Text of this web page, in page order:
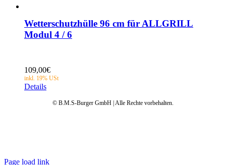
Wetterschutzhülle 96 cm für ALLGRILL
Modul 4 / 6
109,00€
Details
© B.M.S-Burger GmbH | Alle Rechte vorbehalten.
Page load link